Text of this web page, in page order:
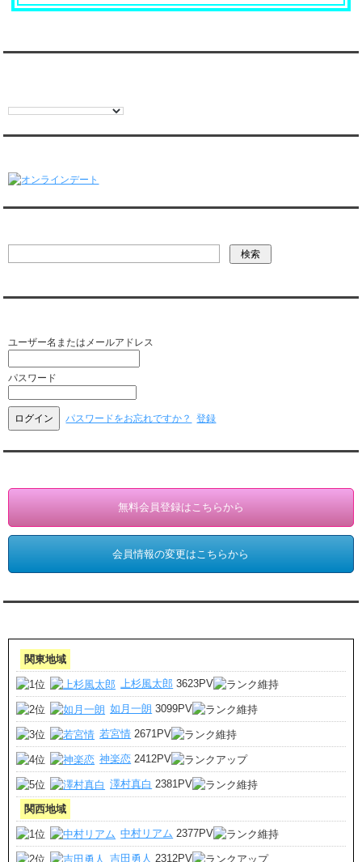
ユーザー名またはメールアドレス
パスワード
パスワードをお忘れですか？ 登録
無料会員登録はこちらから
会員情報の変更はこちらから
関東地域
上杉風太郎 3623PV
如月一朗 3099PV
若宮情 2671PV
神楽恋 2412PV
澤村真白 2381PV
関西地域
中村リアム 2377PV
吉田勇人 2312PV